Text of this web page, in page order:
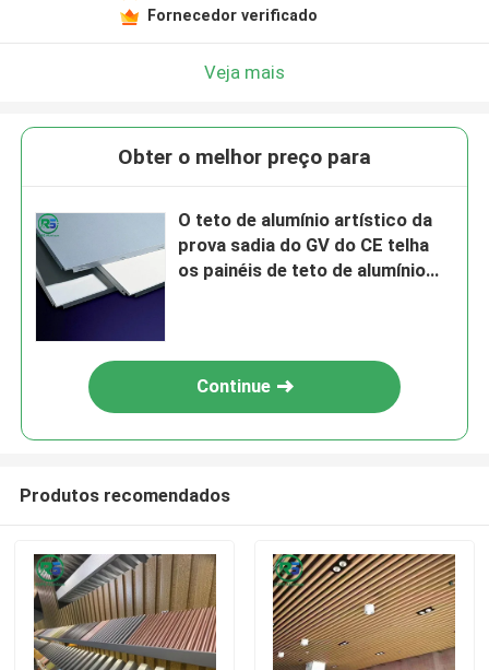
Fornecedor verificado
Veja mais
Obter o melhor preço para
O teto de alumínio artístico da
prova sadia do GV do CE telha
os painéis de teto de alumínio
Continue
Produtos recomendados